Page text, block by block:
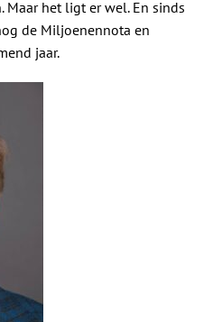
het ligt er wel. En sinds
de Miljoenennota en
jaar.